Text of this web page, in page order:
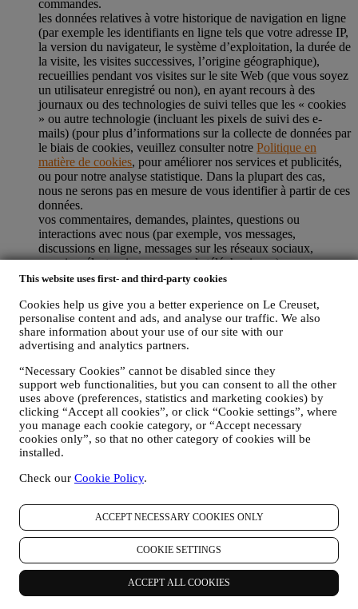
This website uses first- and third-party cookies
Cookies help us give you a better experience on Le Creuset,
personalise content and ads, and analyse our traffic. We also
share information about your use of our site with our
advertising and analytics partners.
“Necessary Cookies” cannot be disabled since they
support web functionalities, but you can consent to all the other
uses above (preferences, statistics and marketing cookies) by
clicking “Accept all cookies”, or click “Cookie settings”, where
you manage each cookie category, or “Accept necessary
cookies only”, so that no other category of cookies will be
installed.
Check our Cookie Policy.
ACCEPT NECESSARY COOKIES ONLY
COOKIE SETTINGS
ACCEPT ALL COOKIES
commandes.
les données relatives à votre historique de navigation en ligne
(par exemple les identifiants en ligne tels que votre adresse IP,
la version du navigateur, le système d’exploitation, la durée de
la visite, les visites successives, l’origine géographique),
recueillies pendant vos visites sur le site Web (que vous soyez
un utilisateur enregistré ou non), en ayant recours à des
journaux ou des technologies de suivi telles que les « cookies
» ou autre technologie (incluant les pixels de suivi des e-
mails) (pour plus d’informations sur la collecte de données par
le biais de cookies, veuillez consulter notre Politique en
matière de cookies, pour améliorer nos services et publicités,
ou pour notre analyse statistique. Dans la plupart des cas,
nous ne serons pas en mesure de vous identifier à partir de ces
données.
vos commentaires, demandes, plaintes, questions ou
interactions avec nous (par exemple, vos messages,
discussions en ligne, messages sur les réseaux sociaux,
courriers électroniques ou appels téléphoniques).
utilisez le site Web ou que vous fournissez des informations
permettant de vous identifier sont ainsi protégées et vous disposez
des droits en matière de protection des données exposés au
paragraphe 8 ci-dessous.
Le responsable du traitement des données des services de commerce
électronique offerts par l'intermédiaire du site Web est Le Creuset
France SAS, B 502 705 502, 982 rue Olivier Deguise 02230
Fresnoy-Le-Grand, France. Si vous acceptez de recevoir des
communications commerciales de notre part, vous ferez partie de la
base de données des consommateurs du groupe Le Creuset. Celle-ci
AG, dont le siège social est situé à Neuhofstrasse 4, 6340 Baar, en
numéro de TVA B62153630, dont les bureaux sont situés Paseo de
Gracia 9, 2º - 08007 Barcelone, Espagne. L’accord de responsabilité
conjointe pourvoit (a) à Le Creuset Group AG la responsabilité de la
stratégie marketing globale et de l’expérience client personnalisée ;
(b) aux filiales locales Le Creuset le bénéfice et l’implantation de
cette stratégie, ainsi que la possibilité de développer des initiatives
marketing et communication de manière indépendante ; (c) à toutes